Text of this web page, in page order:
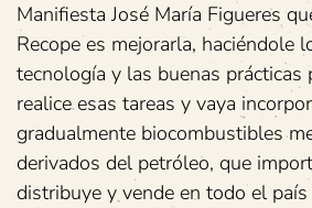
Manifiesta José María Figueres
Recope es mejorarla, haciéndole
tecnología y las buenas prácticas
realice esas tareas y vaya
gradualmente biocombustibles
derivados del petróleo, que
distribuye y vende en todo el